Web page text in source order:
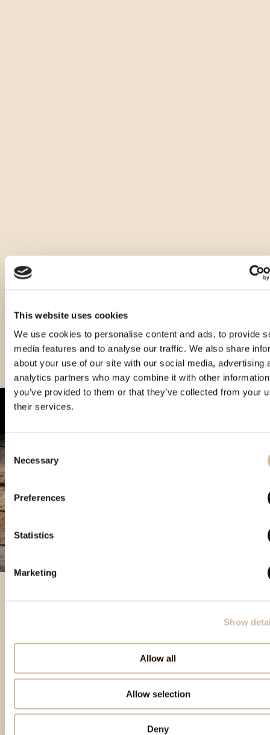
This website uses cookies
We use cookies to personalise content and ads, to provide
media features and to analyse our traffic. We also share
about your use of our site with our social media, advertising
analytics partners who may combine it with other
you’ve provided to them or that they’ve collected from your
their services.
Consent
Selection
Necessary
Preferences
Statistics
Marketing
Show
Allow all
Allow selection
Deny